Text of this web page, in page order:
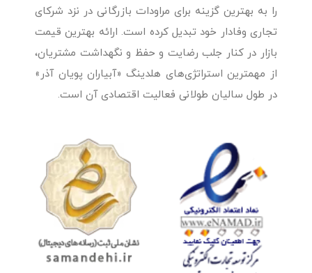
را به بهترین گزینه برای مراودات بازرگانی در نزد شرکای
تجاری وفادار خود تبدیل کرده است. ارائه بهترین قیمت
بازار در کنار جلب رضایت و حفظ و نگهداشت مشتریان،
از مهمترین استراتژی‌های هلدینگ «آبیاران پویان آذر»
در طول سالیان طولانی فعالیت اقتصادی آن است.